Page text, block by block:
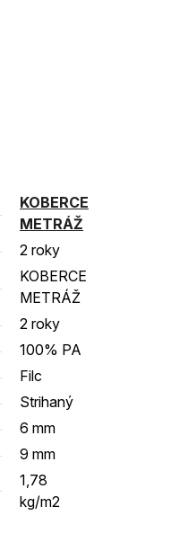
KOBERCE
METRÁŽ
2 roky
KOBERCE
METRÁŽ
2 roky
100% PA
Filc
Strihaný
6 mm
9 mm
1,78
kg/m2